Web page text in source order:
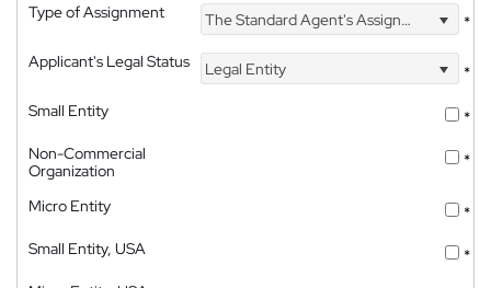
Type of Assignment The Standard Agent's Assignment
*
Applicant's Legal Status
Legal Entity
*
Small Entity
*
Non-Commercial
Organization
*
Micro Entity
*
Small Entity, USA
*